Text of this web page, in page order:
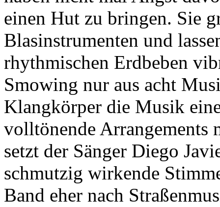
einen Hut zu bringen. Sie
Blasinstrumenten und
rhythmischen Erdbeben
Smowing nur aus acht
Klangkörper die Musik
volltönende Arrangements
setzt der Sänger Diego
schmutzig wirkende
Band eher nach